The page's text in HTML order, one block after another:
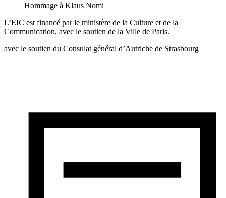
Hommage à Klaus Nomi
L’EIC est financé par le ministère de la Culture et de la
Communication, avec le soutien de la Ville de Paris.
avec le soutien du Consulat général d’Autriche de Strasbourg